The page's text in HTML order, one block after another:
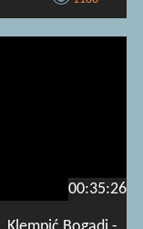
00:35:26